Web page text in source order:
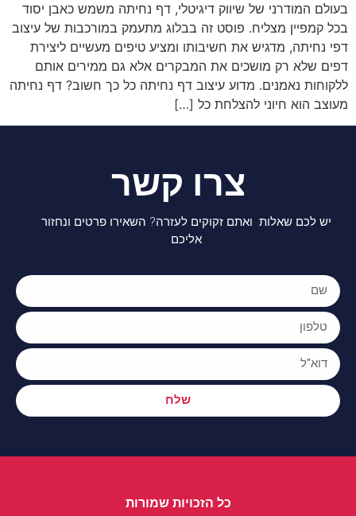
בעולם המודרני של שיווק דיגיטלי, דף נחיתה משמש כאבן יסוד
בכל קמפיין מצליח. פוסט זה בבלוג מתעמק במורכבות של עיצוב
דפי נחיתה, מדגיש את חשיבותו ומציע טיפים מעשיים ליצירת
דפים שלא רק מושכים את המבקרים אלא גם ממירים אותם
ללקוחות נאמנים. מדוע עיצוב דף נחיתה כל כך חשוב? דף נחיתה
מעוצב הוא חיוני להצלחת כל […]
צרו קשר
יש לכם שאלות ואתם זקוקים לעזרה? השאירו פרטים ונחזור
אליכם
שלח
כל הזכויות שמורות